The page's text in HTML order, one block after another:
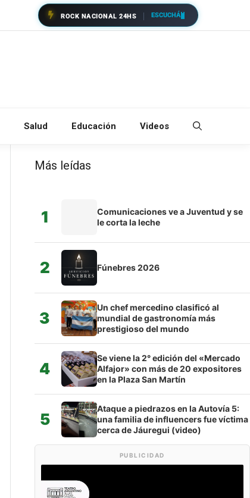
ROCK NACIONAL 24HS ESCUCHÁ
Salud Educación Videos
Más leídas
1
Comunicaciones ve a Juventud y se
le corta la leche
2 Fúnebres 2026
3
Un chef mercedino clasificó al
mundial de gastronomía más
prestigioso del mundo
4
Se viene la 2° edición del «Mercado
Alfajor» con más de 20 expositores
en la Plaza San Martín
5
Ataque a piedrazos en la Autovía 5:
una familia de influencers fue víctima
cerca de Jáuregui (video)
PUBLICIDAD